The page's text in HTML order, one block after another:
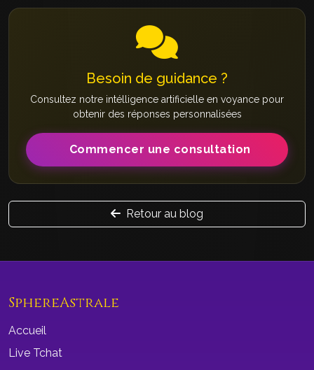
Besoin de guidance ?
Consultez notre intélligence artificielle en voyance pour
obtenir des réponses personnalisées
Commencer une consultation
Retour au blog
SphereAstrale
Accueil
Live Tchat